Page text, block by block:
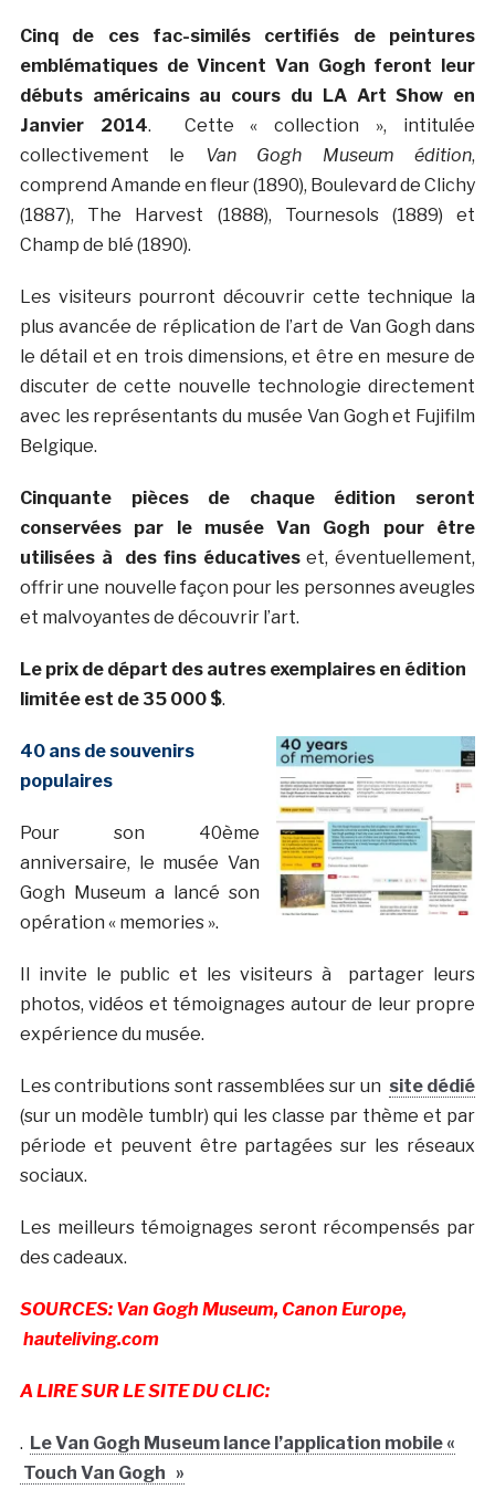
Cinq de ces fac-similés certifiés de peintures
emblématiques de Vincent Van Gogh feront leur
débuts américains au cours du LA Art Show en
Janvier 2014. Cette « collection », intitulée
collectivement le Van Gogh Museum édition,
comprend Amande en fleur (1890), Boulevard de Clichy
(1887), The Harvest (1888), Tournesols (1889) et
Champ de blé (1890).
Les visiteurs pourront découvrir cette technique la
plus avancée de réplication de l’art de Van Gogh dans
le détail et en trois dimensions, et être en mesure de
discuter de cette nouvelle technologie directement
avec les représentants du musée Van Gogh et Fujifilm
Belgique.
Cinquante pièces de chaque édition seront
conservées par le musée Van Gogh pour être
utilisées à des fins éducativeset, éventuellement,
offrir une nouvelle façon pour les personnes aveugles
et malvoyantes de découvrir l’art.
Le prix de départ des autres exemplaires en édition
limitée est de 35 000 $.
40 ans de souvenirs
populaires
Pour son 40ème
anniversaire, le musée Van
Gogh Museum a lancé son
opération « memories ».
Il invite le public et les visiteurs à partager leurs
photos, vidéos et témoignages autour de leur propre
expérience du musée.
Les contributions sont rassemblées sur un site dédié
(sur un modèle tumblr) qui les classe par thème et par
période et peuvent être partagées sur les réseaux
sociaux.
Les meilleurs témoignages seront récompensés par
des cadeaux.
SOURCES: Van Gogh Museum, Canon Europe,
hauteliving.com
A LIRE SUR LE SITE DU CLIC:
. Le Van Gogh Museum lance l’application mobile «
Touch Van Gogh »